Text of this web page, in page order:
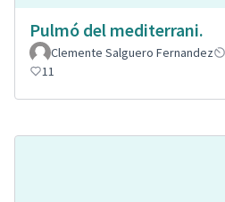
Pulmó del mediterrani.
Clemente Salguero Fernandez
11